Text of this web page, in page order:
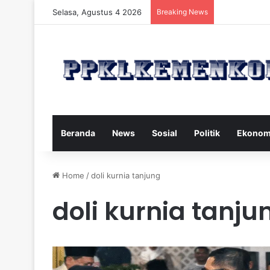
Selasa, Agustus 4 2026 Breaking News
Beranda News Sosial Politik
Home /doli kurnia tanjung
doli kurnia